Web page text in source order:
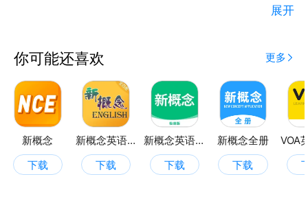
篇文章，让你听到真人地道发音，随时听、随时练；超
牛的是名师从单词、语法、文化、真题等四方面详解每
篇文章，让你从听懂到学懂。
2，名师带读 + AI 智能纠音，让你掌握地道发音；
智能AI口语测评，从单词到句子，每个测评不仅有分
数，更有详细的解读，让你读准每一个单词、每一个句
展开
你可能还喜欢 更多
新概念
下载
新概念英语全四册
下载
新概念英语极速版
下载
新概念全册
下载